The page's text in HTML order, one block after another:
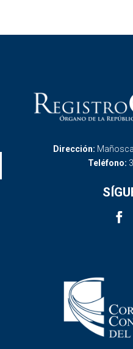
Dirección:
Teléfono: